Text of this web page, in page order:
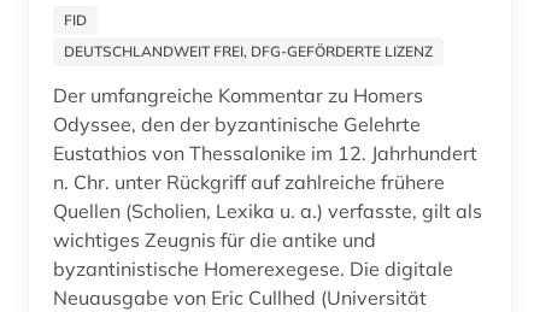
aktie (1)
aktienanalyse (1)
aktienrecht (1)
albanien (4)
albert (1)
Serbien (8)
Skandinavien (7)
Slowakei (6)
Slowenien (4)
Spanien (23)
Suedamerika (57)
FID
DEUTSCHLANDWEIT FREI, DFG-GEFÖRDERTE LIZENZ
Der umfangreiche Kommentar zu Homers
Odyssee, den der byzantinische Gelehrte
Eustathios von Thessalonike im 12. Jahrhundert
n. Chr. unter Rückgriff auf zahlreiche frühere
Quellen (Scholien, Lexika u. a.) verfasste, gilt als
wichtiges Zeugnis für die antike und
byzantinistische Homerexegese. Die digitale
Neuausgabe von Eric Cullhed (Universität